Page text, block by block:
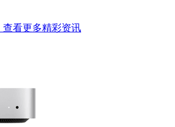
查看更多精彩资讯